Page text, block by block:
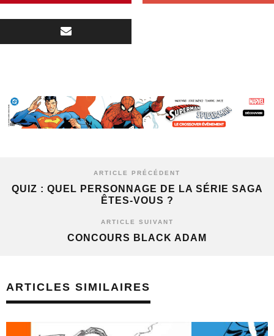
ARTICLE PRÉCÉDENT
QUIZ : QUEL PERSONNAGE DE LA SÉRIE SAGA
ÊTES-VOUS ?
ARTICLE SUIVANT
CONCOURS BLACK ADAM
ARTICLES SIMILAIRES